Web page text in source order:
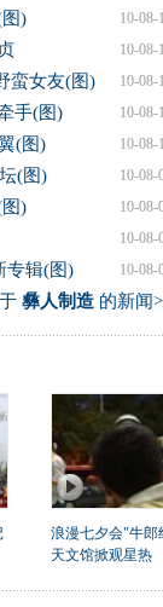
10-08-
)
10-08-
10-08-
蛮女友(图)
10-08-
手(图)
10-08-
(图)
10-08-
(图)
10-08-
)
10-08-
10-08-
专辑(图)
彝人制造的新闻
浪漫七夕会"牛郎
天文馆掀观星热